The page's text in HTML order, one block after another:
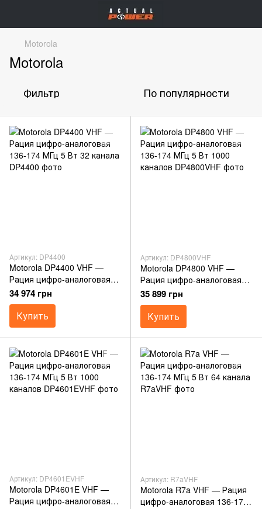
Motorola
Motorola
Фильтр По популярности
Артикул: DP4400
Motorola DP4400 VHF —
Рация цифро-аналоговая
136-174 МГц 5 Вт 32 канала
34 974 грн
Купить
Артикул: DP4800VHF
Motorola DP4800 VHF —
Рация цифро-аналоговая
136-174 МГц 5 Вт 1000
каналов
35 899 грн
Купить
Артикул: DP4601EVHF
Motorola DP4601E VHF —
Рация цифро-аналоговая
Артикул: R7aVHF
Motorola R7a VHF — Рация
цифро-аналоговая 136-174